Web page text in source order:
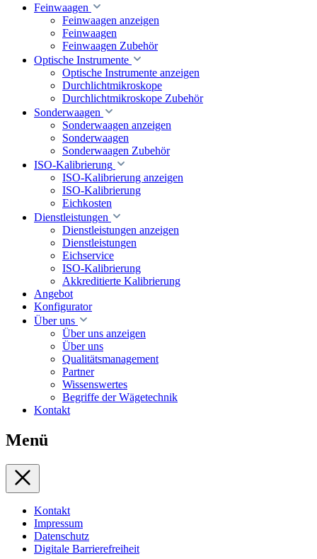
Feinwaagen
Feinwaagen anzeigen
Feinwaagen
Feinwaagen Zubehör
Optische Instrumente
Optische Instrumente anzeigen
Durchlichtmikroskope
Durchlichtmikroskope Zubehör
Sonderwaagen
Sonderwaagen anzeigen
Sonderwaagen
Sonderwaagen Zubehör
ISO-Kalibrierung
ISO-Kalibrierung anzeigen
ISO-Kalibrierung
Eichkosten
Dienstleistungen
Dienstleistungen anzeigen
Dienstleistungen
Eichservice
ISO-Kalibrierung
Akkreditierte Kalibrierung
Angebot
Konfigurator
Über uns
Über uns anzeigen
Über uns
Qualitätsmanagement
Partner
Wissenswertes
Begriffe der Wägetechnik
Kontakt
Menü
Kontakt
Impressum
Datenschutz
Digitale Barrierefreiheit